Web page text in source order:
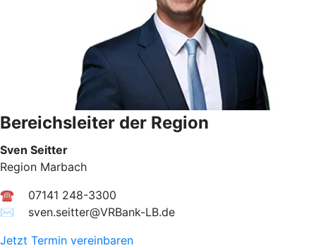
Bereichsleiter der Region
Sven Seitter
Region Marbach
☎ 07141 248-3300
✉︎ sven.seitter@VRBank-LB.de
Jetzt Termin vereinbaren